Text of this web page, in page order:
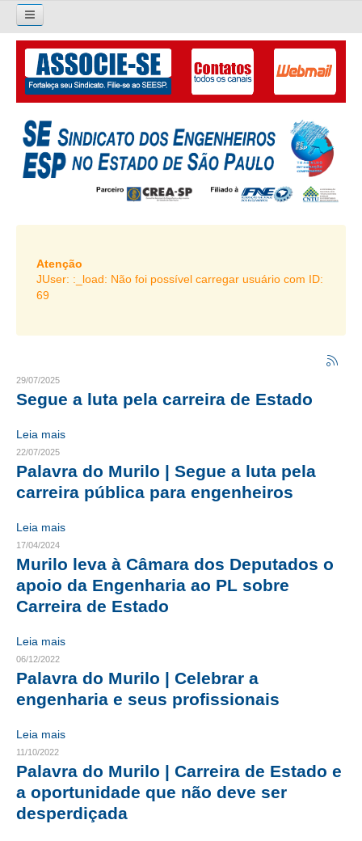
Pesquisar...
O SINDICATO
APRESENTAÇÃO
PALAVRA DO PRESIDENTE
DIRETORIA
LIVRO GESTÃO 2026-2029
SUBSEDES SINDICAIS
CRESCE BRASIL
HISTÓRICO E ATUAÇÃO
COMPOSIÇÃO
CONSELHOS ASSESSORES
PERSONALIDADES DA TECNOLOGIA
NÚCLEO DA MULHER ENGENHEIRA
JURÍDICO
CONSULTORIA
CONTRIBUIÇÕES
CONTRIBUIÇÃO ASSISTENCIAL
CONTRIBUIÇÃO ASSOCIATIVA OU ANUIDADE DE SÓCIO
Atenção
JUser: :_load: Não foi possível carregar usuário com ID:
69
29/07/2025
Segue a luta pela carreira de Estado
Leia mais
22/07/2025
Palavra do Murilo | Segue a luta pela
carreira pública para engenheiros
Leia mais
17/04/2024
Murilo leva à Câmara dos Deputados o
apoio da Engenharia ao PL sobre
Carreira de Estado
Leia mais
06/12/2022
Palavra do Murilo | Celebrar a
engenharia e seus profissionais
Leia mais
11/10/2022
Palavra do Murilo | Carreira de Estado e
a oportunidade que não deve ser
desperdiçada